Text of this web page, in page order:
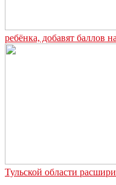
ребёнка, добавят баллов
Тульской области